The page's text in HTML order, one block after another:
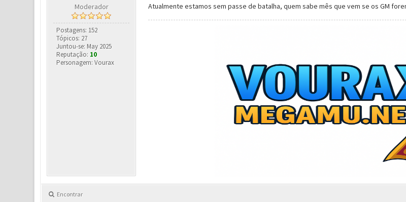
Moderador
Postagens: 152
Tópicos: 27
Juntou-se: May 2025
Reputação: 10
Personagem: Vourax
Atualmente estamos sem passe de batalha, quem sabe mês que vem se os GM
Encontrar